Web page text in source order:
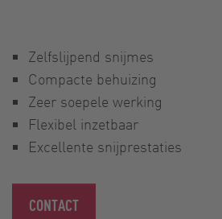
Zelfslijpend snijmes
Compacte behuizing
Zeer soepele werking
Flexibel inzetbaar
Excellente snijprestaties
CONTACT